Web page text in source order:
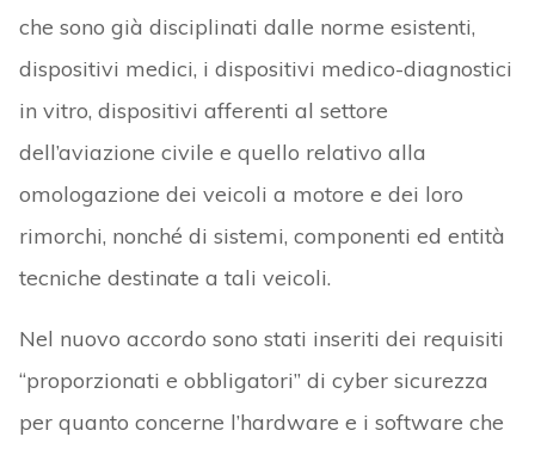
che sono già disciplinati dalle norme esistenti,
dispositivi medici, i dispositivi medico-diagnostici
in vitro, dispositivi afferenti al settore
dell’aviazione civile e quello relativo alla
omologazione dei veicoli a motore e dei loro
rimorchi, nonché di sistemi, componenti ed entità
tecniche destinate a tali veicoli.
Nel nuovo accordo sono stati inseriti dei requisiti
“proporzionati e obbligatori” di cyber sicurezza
per quanto concerne l’hardware e i software che